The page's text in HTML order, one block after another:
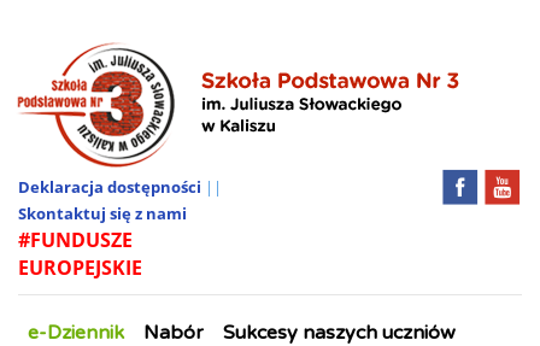
Deklaracja dostępności ||
Skontaktuj się z nami
#FUNDUSZE
EUROPEJSKIE
e-Dziennik Nabór
Sukcesy naszych uczniów